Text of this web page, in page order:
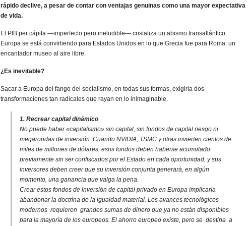
rápido declive, a pesar de contar con ventajas genuinas como una mayor expectativa
de vida.
El PIB per cápita —imperfecto pero ineludible— cristaliza un abismo transatlántico.
Europa se está convirtiendo para Estados Unidos en lo que Grecia fue para Roma: un
encantador museo al aire libre.
¿Es inevitable?
Sacar a Europa del fango del socialismo, en todas sus formas, exigiría dos
transformaciones tan radicales que rayan en lo inimaginable.
1. Recrear capital dinámico
No puede haber «capitalismo» sin capital, sin fondos de capital riesgo ni
megarondas de inversión. Cuando NVIDIA, TSMC y otras invierten cientos de
miles de millones de dólares, esos fondos deben haberse acumulado
previamente sin ser confiscados por el Estado en cada oportunidad, y sus
inversores deben creer que su inversión conjunta generará, en algún
momento, una ganancia que valga la pena.
Crear estos fondos de inversión de capital privado en Europa implicaría
abandonar la doctrina de la igualdad material. Los avances tecnológicos
modernos requieren grandes sumas de dinero que ya no están disponibles
para la mayoría de los europeos. El ahorro europeo existe, pero se destina a